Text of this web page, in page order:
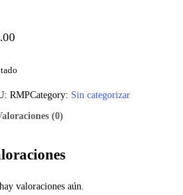
RMPCategory: Sin categorizar
(0)
valoraciones aún.